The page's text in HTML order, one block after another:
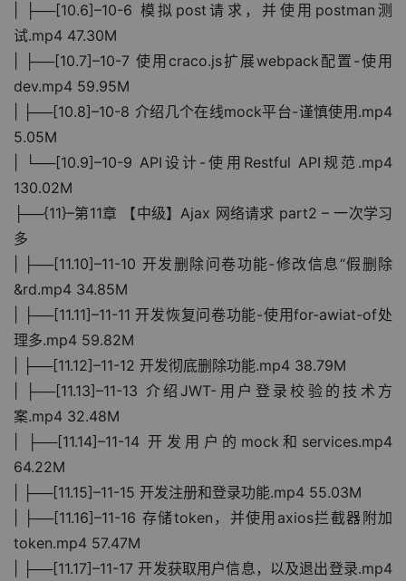
| ├──[10.6]–10-6 模拟post请求，并使用postman测
试.mp4 47.30M
| ├──[10.7]–10-7 使用craco.js扩展webpack配置-使用
dev.mp4 59.95M
| ├──[10.8]–10-8 介绍几个在线mock平台-谨慎使用.mp4
5.05M
| └──[10.9]–10-9 API设计-使用Restful API规范.mp4
130.02M
├──{11}–第11章 【中级】Ajax 网络请求 part2 – 一次学习
多
| ├──[11.10]–11-10 开发删除问卷功能-修改信息“假删除
&rd.mp4 34.85M
| ├──[11.11]–11-11 开发恢复问卷功能-使用for-awiat-of处
理多.mp4 59.82M
| ├──[11.12]–11-12 开发彻底删除功能.mp4 38.79M
| ├──[11.13]–11-13 介绍JWT-用户登录校验的技术方
案.mp4 32.48M
| ├──[11.14]–11-14 开发用户的mock和services.mp4
64.22M
| ├──[11.15]–11-15 开发注册和登录功能.mp4 55.03M
| ├──[11.16]–11-16 存储token，并使用axios拦截器附加
token.mp4 57.47M
| ├──[11.17]–11-17 开发获取用户信息，以及退出登录.mp4